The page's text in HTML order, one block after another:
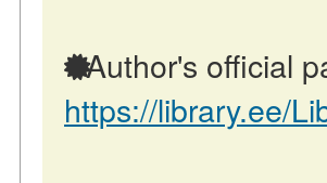
Author's official
https://library.ee/